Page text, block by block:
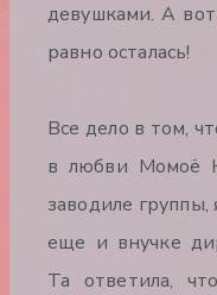
девушками. А вот
равно осталась!
Все дело в том,
в любви Момоё
заводиле
еще и внучке
Та ответила,